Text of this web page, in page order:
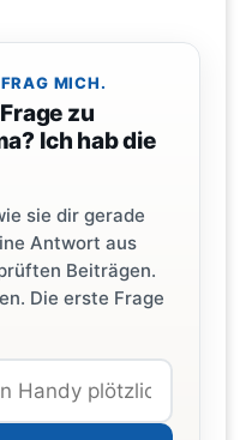
MICH.
zu
Ich hab die
sie dir gerade
Antwort aus
Beiträgen.
Die erste Frage